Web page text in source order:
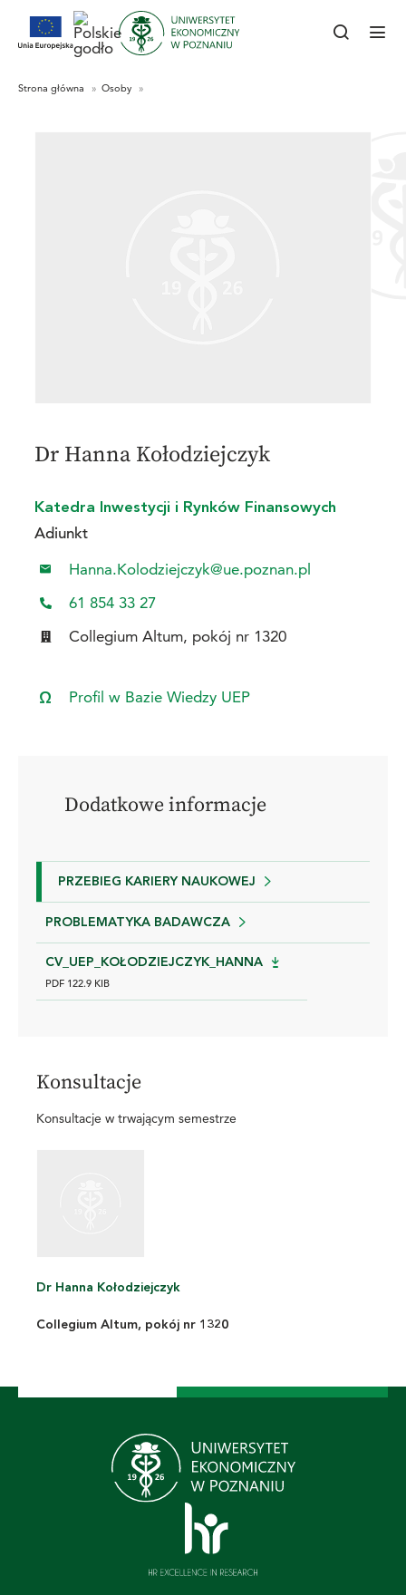
Dr Hanna Kołodziejczyk
Katedra Inwestycji i Rynków Finansowych
Adiunkt
Hanna.Kolodziejczyk@ue.poznan.pl
61 854 33 27
Collegium Altum, pokój nr 1320
Profil w Bazie Wiedzy UEP
Dodatkowe informacje
PRZEBIEG KARIERY NAUKOWEJ
PROBLEMATYKA BADAWCZA
CV_UEP_KOŁODZIEJCZYK_HANNA
PDF 122.9 KIB
Konsultacje
Konsultacje w trwającym semestrze
Dr Hanna Kołodziejczyk
Collegium Altum, pokój nr 1320